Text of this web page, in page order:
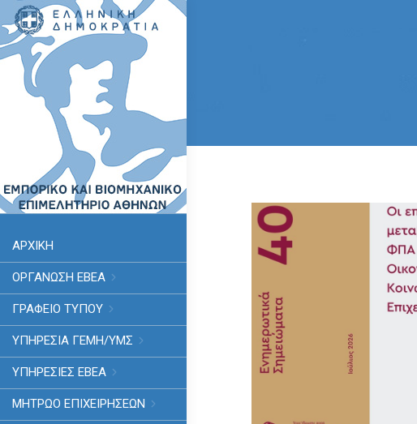
ΑΡΧΙΚΗ
ΟΡΓΑΝΩΣΗ ΕΒΕΑ
ΓΡΑΦΕΙΟ ΤΥΠΟΥ
ΥΠΗΡΕΣΊΑ ΓΕΜΗ/ΥΜΣ
ΥΠΗΡΕΣΙΕΣ ΕΒΕΑ
ΜΗΤΡΩΟ ΕΠΙΧΕΙΡΗΣΕΩΝ